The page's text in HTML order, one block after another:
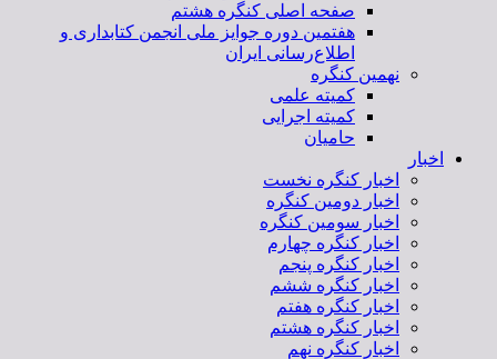
صفحه اصلی کنگره هشتم
هفتمین دوره جوایز ملی انجمن کتابداری و
اطلاع‌رسانی ایران
نهمین کنگره
کمیته علمی
کمیته اجرایی
حامیان
اخبار
اخبار کنگره نخست
اخبار دومین کنگره
اخبار سومین کنگره
اخبار کنگره چهارم
اخبار کنگره پنجم
اخبار کنگره ششم
اخبار کنگره هفتم
اخبار کنگره هشتم
اخبار کنگره نهم